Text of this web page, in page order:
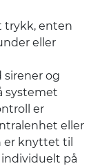
trykk, enten
eller
sirener og
systemet
er
eller
er knyttet til
på